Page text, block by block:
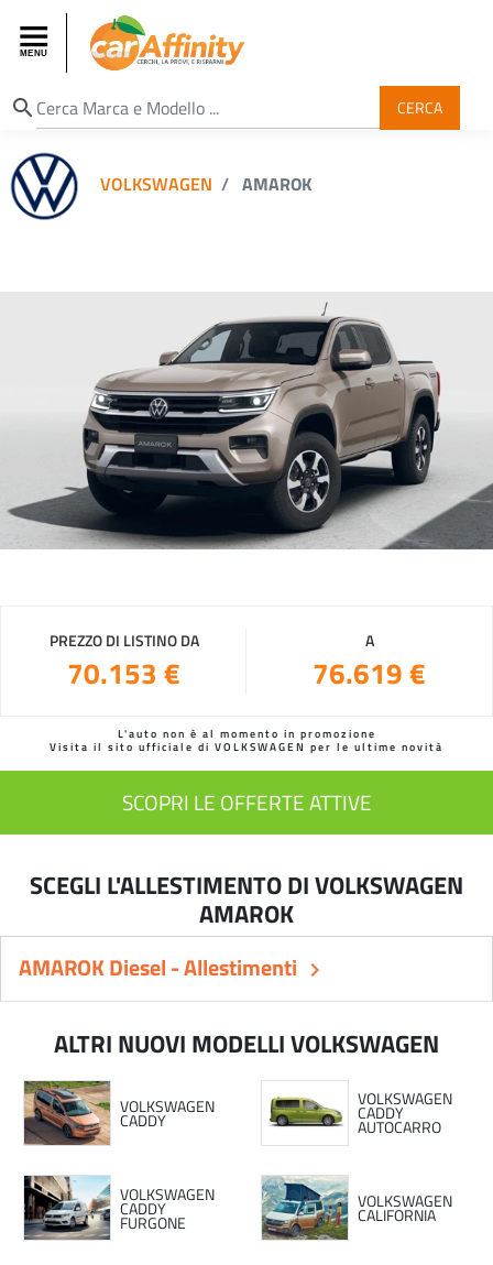
search CERCA
VOLKSWAGEN AMAROK
PREZZO DI LISTINO DA
70.153 €
A
76.619 €
L'auto non è al momento in promozione
Visita il sito ufficiale di VOLKSWAGEN per le ultime novità
SCOPRI LE OFFERTE ATTIVE
SCEGLI L'ALLESTIMENTO DI VOLKSWAGEN
AMAROK
AMAROK Diesel - Allestimenti keyboard_arrow_right
ALTRI NUOVI MODELLI VOLKSWAGEN
VOLKSWAGEN
CADDY
VOLKSWAGEN
CADDY
AUTOCARRO
VOLKSWAGEN
CADDY
FURGONE
VOLKSWAGEN
CALIFORNIA